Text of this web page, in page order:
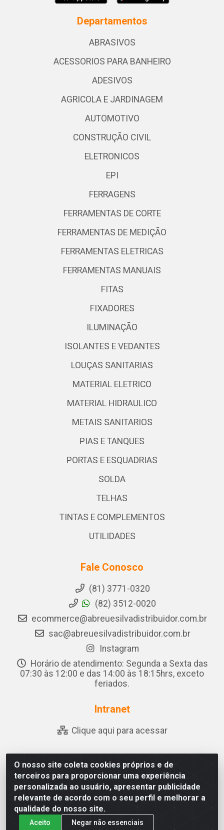
O nosso site coleta cookies próprios e de
terceiros para proporcionar uma experiência
personalizada ao usuário, apresentar publicidade
relevante de acordo com o seu perfil e melhorar a
qualidade do nosso site.
Aceito Negar não essenciais
Departamentos
ABRASIVOS
ACESSORIOS PARA BANHEIRO
ADESIVOS
AGRICOLA E JARDINAGEM
AUTOMOTIVO
CONSTRUÇÃO CIVIL
ELETRONICOS
EPI
FERRAGENS
FERRAMENTAS DE CORTE
FERRAMENTAS DE MEDIÇÃO
FERRAMENTAS ELETRICAS
FERRAMENTAS MANUAIS
FITAS
FIXADORES
ILUMINAÇÃO
ISOLANTES E VEDANTES
LOUÇAS SANITARIAS
MATERIAL ELETRICO
MATERIAL HIDRAULICO
METAIS SANITARIOS
PIAS E TANQUES
PORTAS E ESQUADRIAS
SOLDA
TELHAS
TINTAS E COMPLEMENTOS
UTILIDADES
Fale Conosco
(81) 3771-0320
(82) 3512-0020
ecommerce@abreuesilvadistribuidor.com.br
sac@abreuesilvadistribuidor.com.br
Instagram
Horário de atendimento: Segunda a Sexta das
07:30 às 12:00 e das 14:00 às 18:15hrs, exceto
feriados.
Intranet
Clique aqui para acessar
Abreu & Silva - Rua Padre Jose de Souza Leite, 265 - Ariado,
Olho D'Água das Flores/AL - CEP 57.442-000 - CNPJ
04.790.656/0001-06